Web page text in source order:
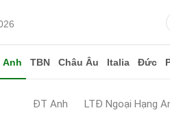
Anh TBN Châu Âu Italia Đức
ĐT Anh LTĐ Ngoại Hạng